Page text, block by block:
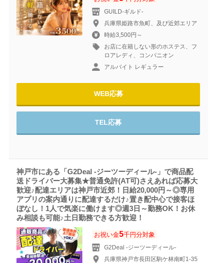
GUILD-ギルド‐
兵庫県姫路市魚町、及び近郊エリア
時給3,500円～
お店に在籍しない形のホステス、フ
ロアレディ、コンパニオン
アルバイト レギュラー
WEB応募
TEL応募
神戸市にある「G2Deal -ジーツーディール-」で商品配
送ドライバー大募集★普通免許(AT可)さえあれば応募大
歓迎♪配達エリアは神戸市近郊！日給20,000円～◎専用
アプリの案内通りに配達するだけ♪置き配中心で接客ほ
ぼなし！1人で気楽に働けます◎週3日～勤務OK！お休
み相談も可能♪土日勤務できる方歓迎！
お祝い金5千円分対象
G2Deal -ジーツーディール-
兵庫県神戸市長田区駒ケ林南町1-35